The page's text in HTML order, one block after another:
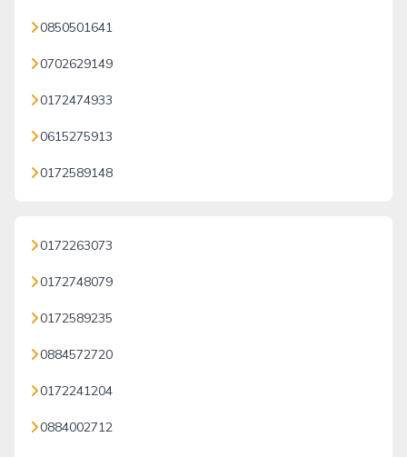
0850501641
0702629149
0172474933
0615275913
0172589148
0172263073
0172748079
0172589235
0884572720
0172241204
0884002712